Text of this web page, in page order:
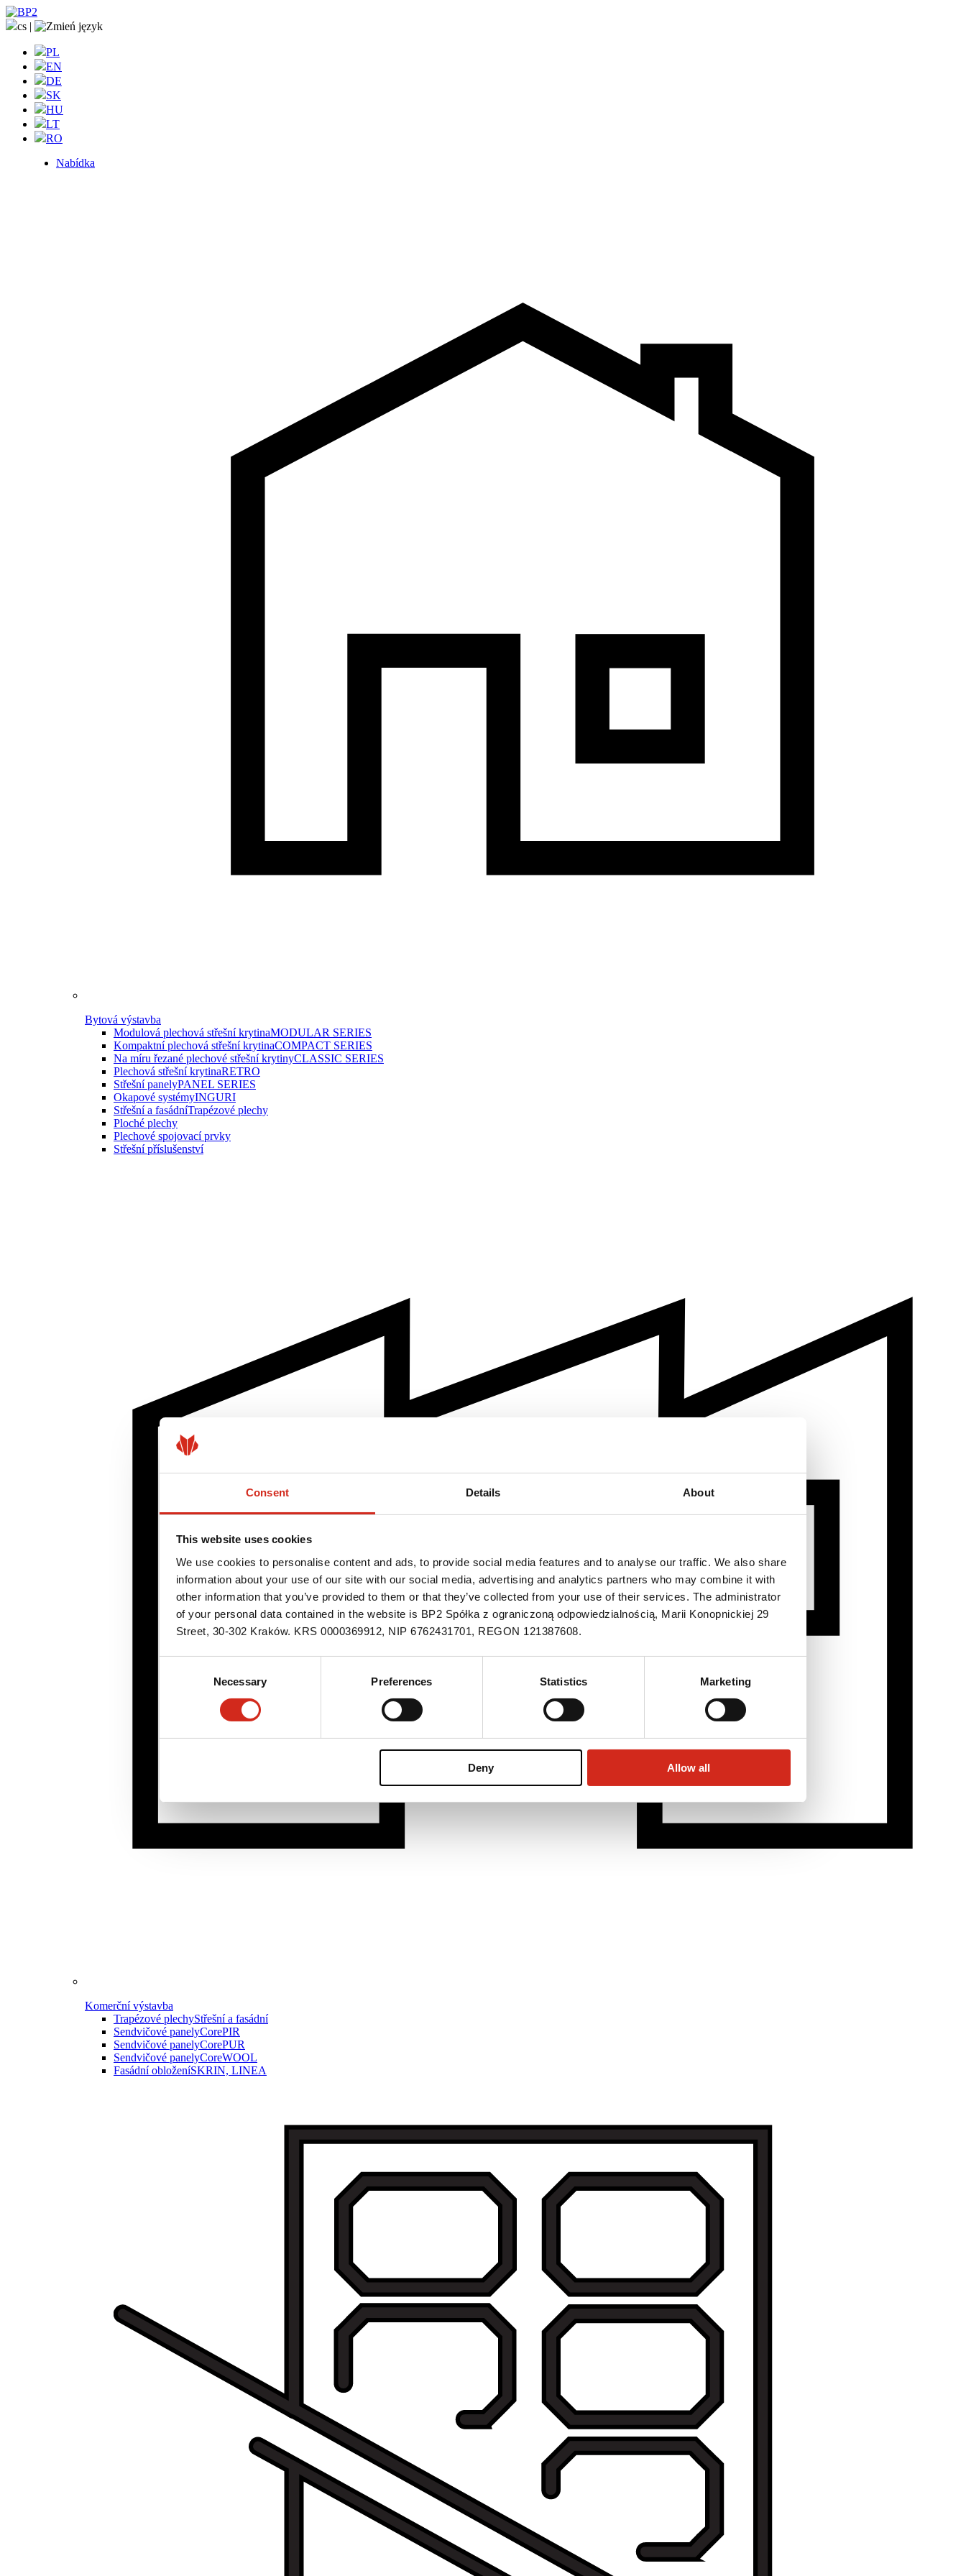
Consent Details About
This website uses cookies
We use cookies to personalise content and ads, to provide social media features and to analyse our traffic. We also share
information about your use of our site with our social media, advertising and analytics partners who may combine it with
other information that you’ve provided to them or that they’ve collected from your use of their services. The administrator
of your personal data contained in the website is BP2 Spółka z ograniczoną odpowiedzialnością, Marii Konopnickiej 29
Street, 30-302 Kraków. KRS 0000369912, NIP 6762431701, REGON 121387608.
Necessary Preferences Statistics Marketing
Deny Allow all
cs |
PL
EN
DE
SK
HU
LT
RO
Nabídka
Bytová výstavba
Modulová plechová střešní krytinaMODULAR SERIES
Kompaktní plechová střešní krytinaCOMPACT SERIES
Na míru řezané plechové střešní krytinyCLASSIC SERIES
Plechová střešní krytinaRETRO
Střešní panelyPANEL SERIES
Okapové systémyINGURI
Střešní a fasádníTrapézové plechy
Ploché plechy
Plechové spojovací prvky
Střešní příslušenství
Komerční výstavba
Trapézové plechyStřešní a fasádní
Sendvičové panelyCorePIR
Sendvičové panelyCorePUR
Sendvičové panelyCoreWOOL
Fasádní obloženíSKRIN, LINEA